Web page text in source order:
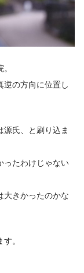
逆の方向に位置し
源氏、と刷り込ま
ったわけじゃない
大きかったのかな
。